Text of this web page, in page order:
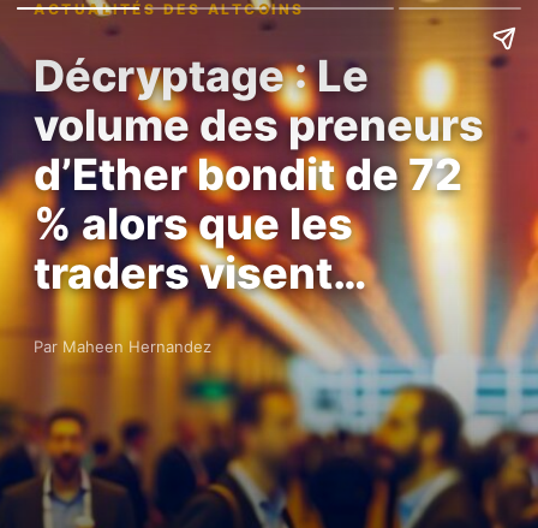
ACTUALITÉS DES ALTCOINS
Décryptage : Le
volume des preneurs
d’Ether bondit de 72
% alors que les
traders visent…
Par Maheen Hernandez